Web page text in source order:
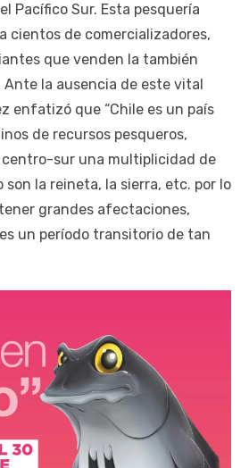
Pacífico Sur. Esta pesquería
cientos de comercializadores,
que venden la también
Ante la ausencia de este vital
enfatizó que “Chile es un país
de recursos pesqueros,
centro-sur una multiplicidad de
son la reineta, la sierra, etc. por lo
grandes afectaciones,
un período transitorio de tan